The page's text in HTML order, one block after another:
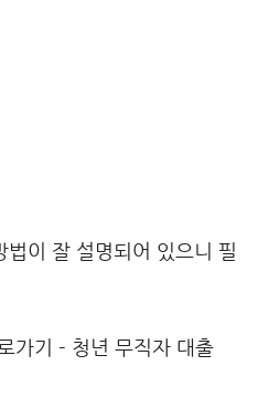
이 잘 설명되어 있으니 필